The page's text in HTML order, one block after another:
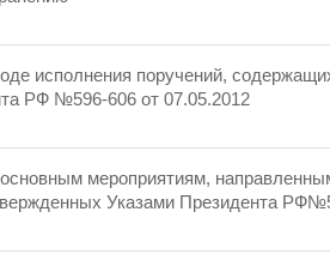
исполнения поручений,
РФ №596-606 от 07.05.2012
мероприятиям,
Указами Президента